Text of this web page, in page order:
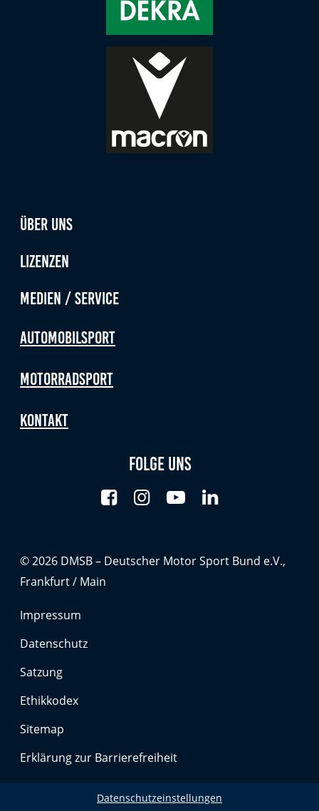
Über uns
Lizenzen
Medien / Service
Automobilsport
Motorradsport
Kontakt
Folge uns
© 2026 DMSB – Deutscher Motor Sport Bund e.V.,
Frankfurt / Main
Impressum
Datenschutz
Satzung
Ethikkodex
Sitemap
Erklärung zur Barrierefreiheit
Datenschutzeinstellungen